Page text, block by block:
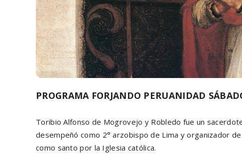
PROGRAMA FORJANDO PERUANIDAD
Toribio Alfonso de Mogrovejo y Robledo fue un
desempeñó como 2° arzobispo de Lima y organizador
como santo por la Iglesia católica.